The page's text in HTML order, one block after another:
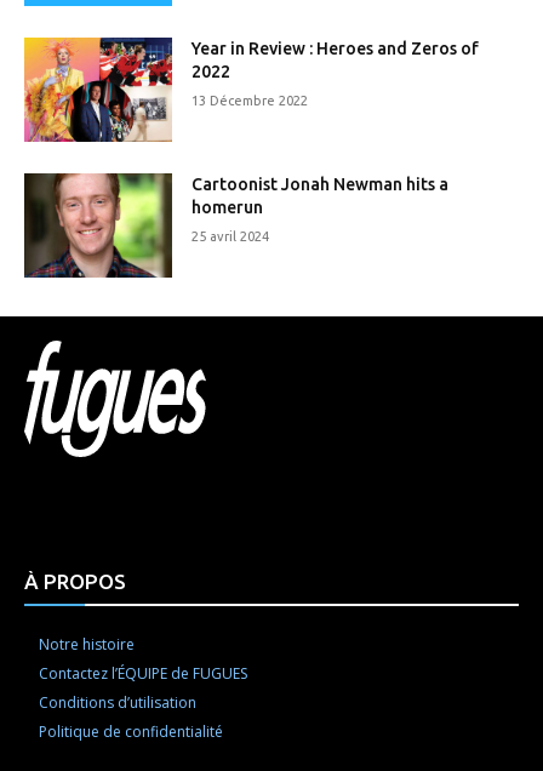
Year in Review : Heroes and Zeros of
2022
13 Décembre 2022
Cartoonist Jonah Newman hits a
homerun
25 avril 2024
À PROPOS
Notre histoire
Contactez l’ÉQUIPE de FUGUES
Conditions d’utilisation
Politique de confidentialité